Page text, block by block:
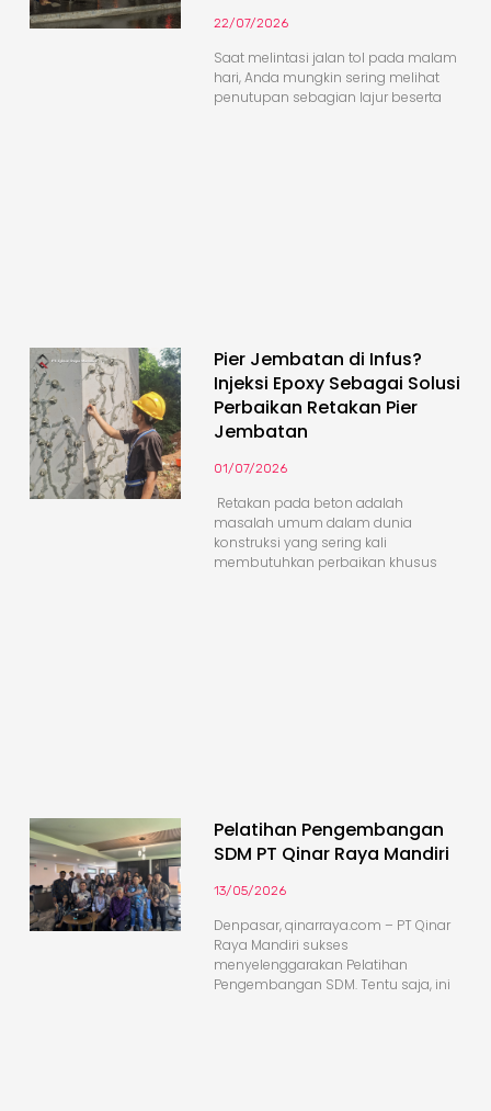
22/07/2026
Saat melintasi jalan tol pada malam
hari, Anda mungkin sering melihat
penutupan sebagian lajur beserta
Pier Jembatan di Infus?
Injeksi Epoxy Sebagai Solusi
Perbaikan Retakan Pier
Jembatan
01/07/2026
Retakan pada beton adalah
masalah umum dalam dunia
konstruksi yang sering kali
membutuhkan perbaikan khusus
Pelatihan Pengembangan
SDM PT Qinar Raya Mandiri
13/05/2026
Denpasar, qinarraya.com – PT Qinar
Raya Mandiri sukses
menyelenggarakan Pelatihan
Pengembangan SDM. Tentu saja, ini